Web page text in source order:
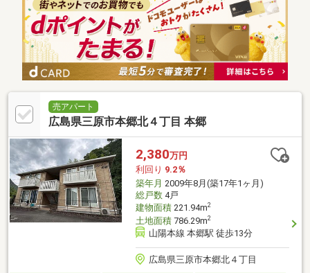
売アパート
広島県三原市本郷北４丁目 本郷
2,380万円
利回り 9.2％
築年月 2009年8月(築17年1ヶ月)
総戸数4戸
建物面積221.94m2
土地面積786.29m2
山陽本線 本郷駅 徒歩13分
広島県三原市本郷北４丁目